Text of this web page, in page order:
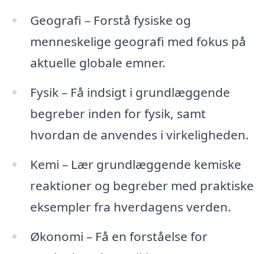
Geografi – Forstå fysiske og
menneskelige geografi med fokus på
aktuelle globale emner.
Fysik – Få indsigt i grundlæggende
begreber inden for fysik, samt
hvordan de anvendes i virkeligheden.
Kemi – Lær grundlæggende kemiske
reaktioner og begreber med praktiske
eksempler fra hverdagens verden.
Økonomi – Få en forståelse for